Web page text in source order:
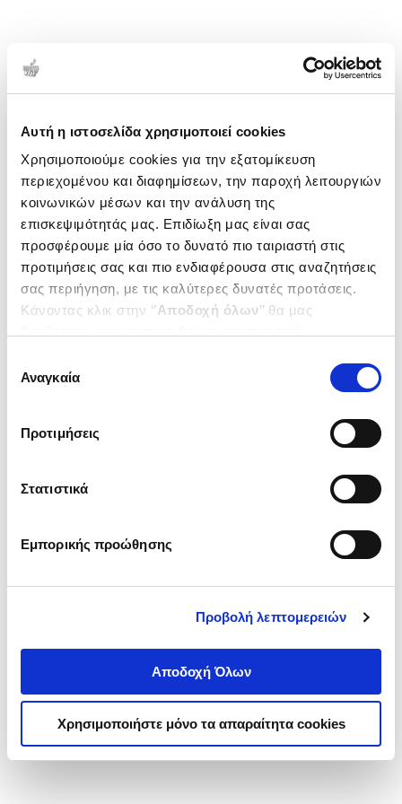
Αυτή η ιστοσελίδα χρησιμοποιεί cookies
Χρησιμοποιούμε cookies για την εξατομίκευση
περιεχομένου και διαφημίσεων, την παροχή λειτουργιών
κοινωνικών μέσων και την ανάλυση της
επισκεψιμότητάς μας. Επιδίωξη μας είναι σας
προσφέρουμε μία όσο το δυνατό πιο ταιριαστή στις
προτιμήσεις σας και πιο ενδιαφέρουσα στις αναζητήσεις
σας περιήγηση, με τις καλύτερες δυνατές προτάσεις.
Κάνοντας κλικ στην ‘’Αποδοχή όλων’’ θα μας
ενδιαφέρουν και να επιλέξετε από τα παρακάτω με την
΄΄και να ενημερωθείτε σχετικά με
συγκατάθεσης
Αναγκαία
Προτιμήσεις
Στατιστικά
Εμπορικής προώθησης
Προβολή λεπτομερειών
Αποδοχή Όλων
Χρησιμοποιήστε μόνο τα απαραίτητα cookies